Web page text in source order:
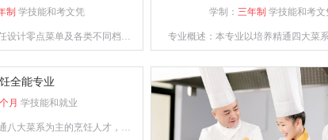
制 学技能和考文凭
设计零点菜单及各类不同档次
创新能力强的综合型人才。
学制：三年制 学技能和考文
专业概述：本专业以培养精通四大菜
经营、善管理，并具备创业能力的人
全能专业
月 学技能和就业
八大菜系为主的烹饪人才，熟